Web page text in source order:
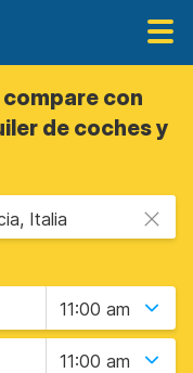
con
de coches y
Italia
11:00 am
11:00 am